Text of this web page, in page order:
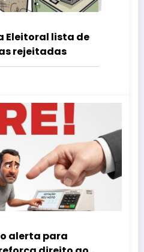
Eleitoral lista de
rejeitadas
alerta para